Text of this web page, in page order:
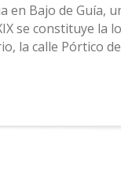
en Bajo de
se constituye la
la calle Pórtico